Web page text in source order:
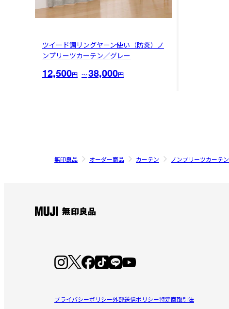
ツイード調リングヤーン使い（防炎）ノ
ンプリーツカーテン／グレー
12,500円 〜38,000円
無印良品 オーダー商品 カーテン ノンプリーツカーテン
プライバシーポリシー外部送信ポリシー特定商取引法